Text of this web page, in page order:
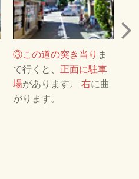
③この道の突き当り ま
で行くと、 正面に駐車
場があります。右に曲
がります。